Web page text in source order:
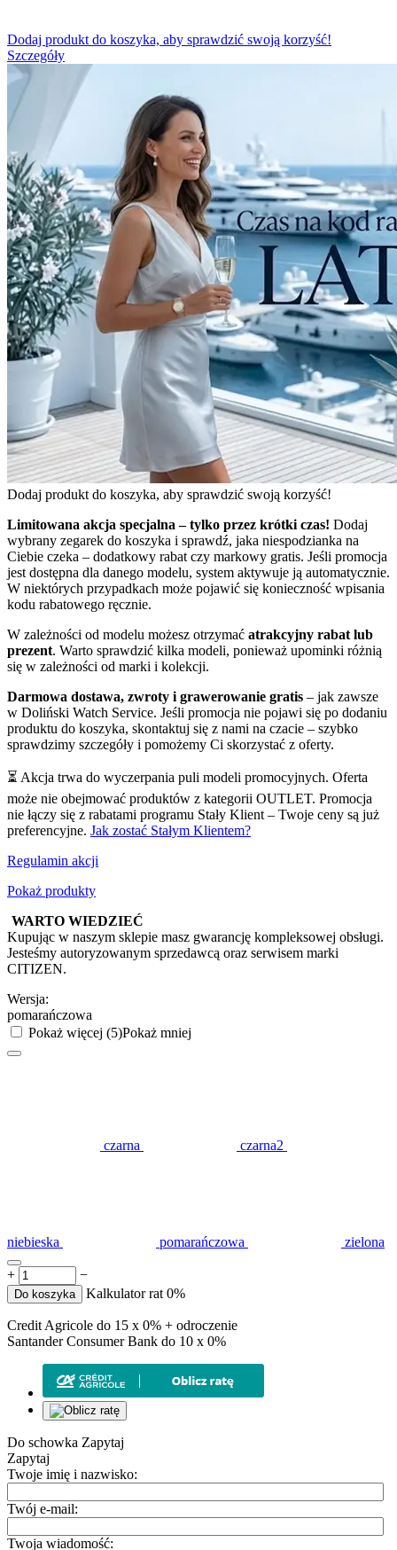
Dodaj produkt do koszyka, aby sprawdzić swoją korzyść!
Szczegóły
Dodaj produkt do koszyka, aby sprawdzić swoją korzyść!
Limitowana akcja specjalna – tylko przez krótki czas! Dodaj
wybrany zegarek do koszyka i sprawdź, jaka niespodzianka na
Ciebie czeka – dodatkowy rabat czy markowy gratis. Jeśli promocja
jest dostępna dla danego modelu, system aktywuje ją automatycznie.
W niektórych przypadkach może pojawić się konieczność wpisania
kodu rabatowego ręcznie.
W zależności od modelu możesz otrzymać atrakcyjny rabat lub
prezent. Warto sprawdzić kilka modeli, ponieważ upominki różnią
się w zależności od marki i kolekcji.
Darmowa dostawa, zwroty i grawerowanie gratis – jak zawsze
w Doliński Watch Service. Jeśli promocja nie pojawi się po dodaniu
produktu do koszyka, skontaktuj się z nami na czacie – szybko
sprawdzimy szczegóły i pomożemy Ci skorzystać z oferty.
⏳ Akcja trwa do wyczerpania puli modeli promocyjnych. Oferta
może nie obejmować produktów z kategorii OUTLET. Promocja
nie łączy się z rabatami programu Stały Klient – Twoje ceny są już
preferencyjne. Jak zostać Stałym Klientem?
Regulamin akcji
Pokaż produkty
WARTO WIEDZIEĆ
Kupując w naszym sklepie masz gwarancję kompleksowej obsługi.
Jesteśmy autoryzowanym sprzedawcą oraz serwisem marki
CITIZEN.
Wersja:
pomarańczowa
Pokaż więcej (5)Pokaż mniej
czarna czarna2
niebieska pomarańczowa zielona
+ −
Do koszyka Kalkulator rat 0%
Credit Agricole do 15 x 0% + odroczenie
Santander Consumer Bank do 10 x 0%
Do schowka Zapytaj
Zapytaj
Twoje imię i nazwisko:
Twój e-mail:
Twoja wiadomość: